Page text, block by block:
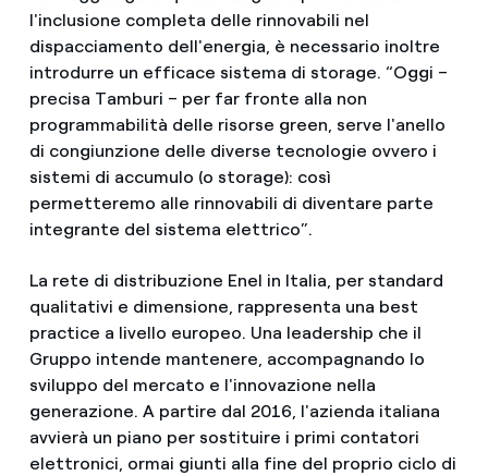
l'inclusione completa delle rinnovabili nel
dispacciamento dell'energia, è necessario inoltre
introdurre un efficace sistema di storage. “Oggi –
precisa Tamburi – per far fronte alla non
programmabilità delle risorse green, serve l'anello
di congiunzione delle diverse tecnologie ovvero i
sistemi di accumulo (o storage): così
permetteremo alle rinnovabili di diventare parte
integrante del sistema elettrico”.
La rete di distribuzione Enel in Italia, per standard
qualitativi e dimensione, rappresenta una best
practice a livello europeo. Una leadership che il
Gruppo intende mantenere, accompagnando lo
sviluppo del mercato e l'innovazione nella
generazione. A partire dal 2016, l'azienda italiana
avvierà un piano per sostituire i primi contatori
elettronici, ormai giunti alla fine del proprio ciclo di